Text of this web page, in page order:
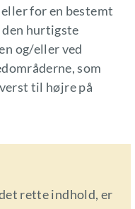
for en bestemt
hurtigste
og/eller ved
som
til højre på
rette indhold, er